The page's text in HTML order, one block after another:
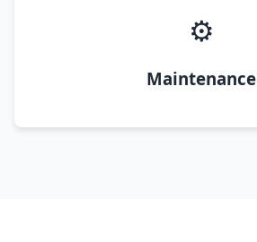
⚙️
Maintenance